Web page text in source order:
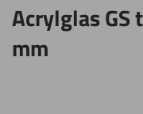
Acrylglas GS
mm